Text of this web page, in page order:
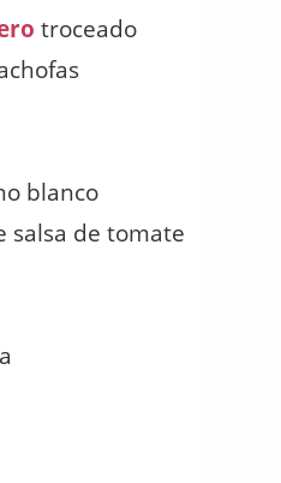
troceado
blanco
salsa de tomate